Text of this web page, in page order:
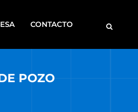
CONTACTO
POZO